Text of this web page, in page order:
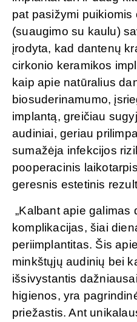
pat pasižymi puikiomis
(suaugimo su kaulu)
įrodyta, kad dantenų
cirkonio keramikos
kaip apie natūralius
biosuderinamumo,
implantą, greičiau
audiniai, geriau
sumažėja infekcijos
pooperacinis
geresnis estetinis
„Kalbant apie galimas
komplikacijas, šiai
periimplantitas. Šis
minkštųjų audinių bei
išsivystantis
higienos, yra
priežastis. Ant